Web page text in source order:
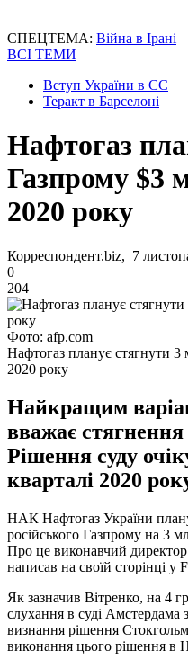
СПЕЦТЕМА: Війна в Ірані
ВСІ ТЕМИ
Вступ України в ЄС
Теракт в Барселоні
Нафтогаз
Газпрому $3
2020 року
Корреспондент.biz, 7
0
204
Фото: afp.com
Нафтогаз планує стягнути 3
2020 року
Найкращим
вважає
Рішення суду
кварталі 2020
НАК Нафтогаз України
російського Газпрому на 3
Про це виконавчий
написав на своїй сторінці у
Як зазначив Вітренко, на 4
слухання в суді Амстердама
визнання рішення
виконання цього рішення в